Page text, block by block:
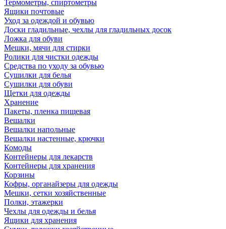
Термометры, спиртометры
Ящики почтовые
Уход за одеждой и обувью
Доски гладильные, чехлы для гладильных досок
Ложка для обуви
Мешки, мячи для стирки
Ролики для чистки одежды
Средства по уходу за обувью
Сушилки для белья
Сушилки для обуви
Щетки для одежды
Хранение
Пакеты, пленка пищевая
Вешалки
Вешалки напольные
Вешалки настенные, крючки
Комоды
Контейнеры для лекарств
Контейнеры для хранения
Корзины
Кофры, органайзеры для одежды
Мешки, сетки хозяйственные
Полки, этажерки
Чехлы для одежды и белья
Ящики для хранения